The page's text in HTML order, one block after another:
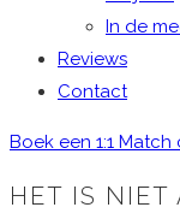
In de
Reviews
Contact
Boek een 1:1 Match
HET IS